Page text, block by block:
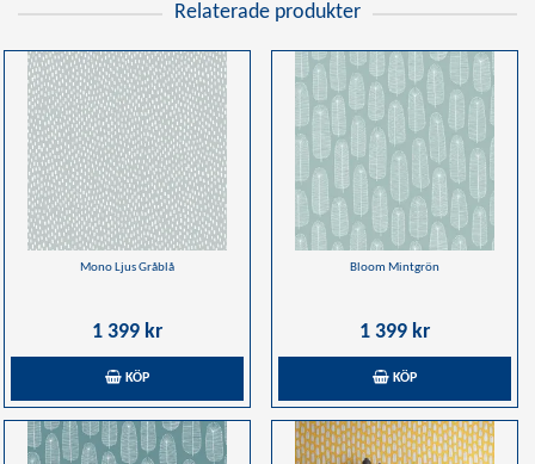
Relaterade produkter
Mono Ljus Gråblå
1 399 kr
KÖP
Bloom Mintgrön
1 399 kr
KÖP